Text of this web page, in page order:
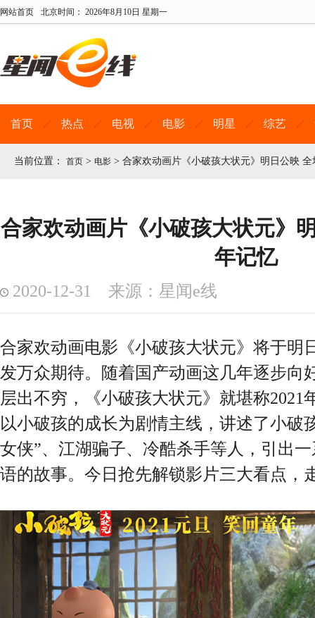
网站首页 北京时间： 2026年8月10日 星期一
首页 热点 电视 电影 明星 综艺
当前位置： 首页 > 电影 > 合家欢动画片《小破孩大状元》明日公映
合家欢动画片《小破孩大状元》
年记忆
2020-12-31 来源：星闻e线
合家欢动画电影《小破孩大状元》将于明
发万众期待。随着国产动画这几年逐步向
层出不穷，《小破孩大状元》就堪称2021
以小破孩的成长为剧情主线，讲述了小破
女侠”、江湖骗子、冷酷杀手等人，引出
语的故事。今日抢先解锁影片三大看点，